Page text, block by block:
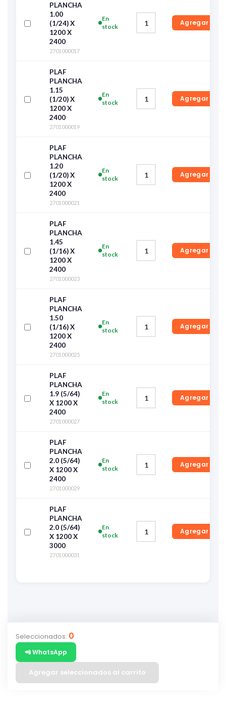
PLANCHA
1.00
(1/24) X
1200 X
2400
2701000017
En
stock
Agregar
PLAF
PLANCHA
1.15
(1/20) X
1200 X
2400
2701000019
En
stock
Agregar
PLAF
PLANCHA
1.20
(1/20) X
1200 X
2400
2701000021
En
stock
Agregar
PLAF
PLANCHA
1.45
(1/16) X
1200 X
2400
2701000023
En
stock
Agregar
PLAF
PLANCHA
1.50
(1/16) X
1200 X
2400
2701000025
En
stock
Agregar
PLAF
PLANCHA
1.9 (5/64)
X 1200 X
2400
2701000027
En
stock
Agregar
PLAF
PLANCHA
2.0 (5/64)
X 1200 X
2400
2701000029
En
stock
Agregar
PLAF
PLANCHA
2.0 (5/64)
X 1200 X
3000
2701000031
En
stock
Agregar
Seleccionados: 0
📲 WhatsApp
Agregar seleccionados al carrito